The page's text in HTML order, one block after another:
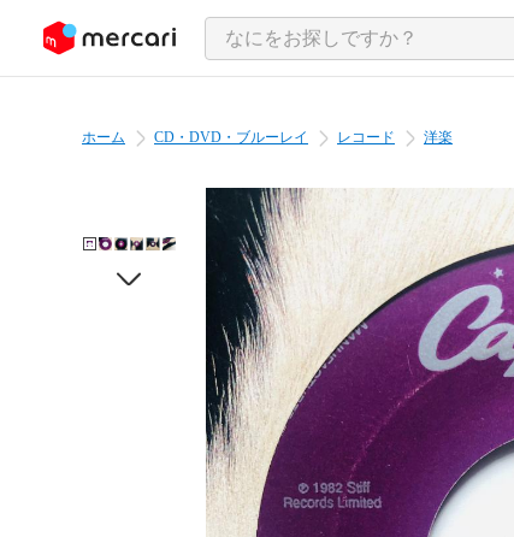
ツにスキップ
ホーム CD・DVD・ブルーレイ レコード 洋楽